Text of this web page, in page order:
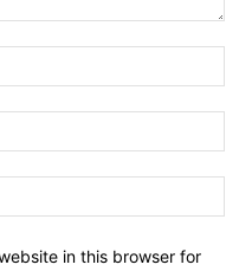
in this browser for